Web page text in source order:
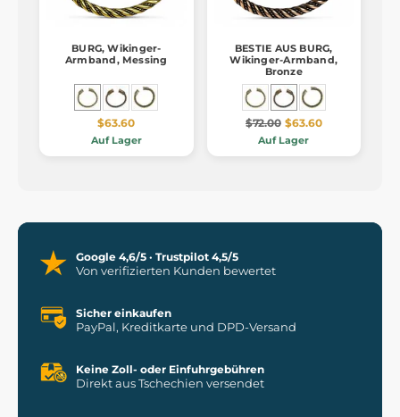
BURG, Wikinger-
Armband, Messing
$63.60
Auf Lager
BESTIE AUS BURG,
Wikinger-Armband,
Bronze
$72.00 $63.60
Auf Lager
Google 4,6/5 · Trustpilot 4,5/5
Von verifizierten Kunden bewertet
Sicher einkaufen
PayPal, Kreditkarte und DPD-Versand
Keine Zoll- oder Einfuhrgebühren
Direkt aus Tschechien versendet